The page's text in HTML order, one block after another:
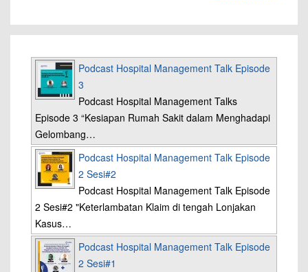
Podcast Hospital Management Talk Episode
3
Podcast Hospital Management Talks
Episode 3 “Kesiapan Rumah Sakit dalam Menghadapi
Gelombang…
Podcast Hospital Management Talk Episode
2 Sesi#2
Podcast Hospital Management Talk Episode
2 Sesi#2 "Keterlambatan Klaim di tengah Lonjakan
Kasus…
Podcast Hospital Management Talk Episode
2 Sesi#1